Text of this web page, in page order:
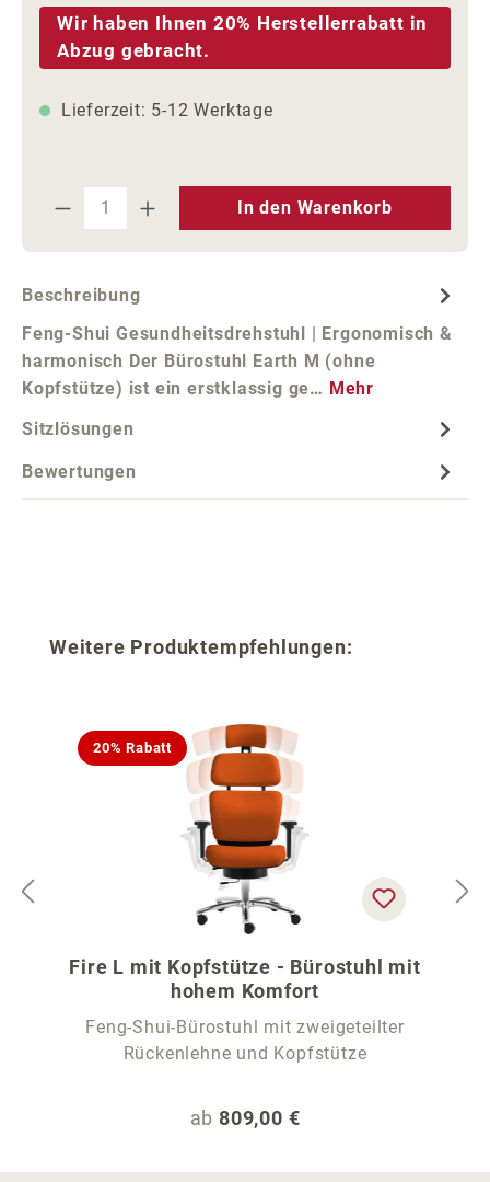
Wir haben Ihnen 20% Herstellerrabatt in
Abzug gebracht.
Lieferzeit: 5-12 Werktage
Produkt Anzahl: Gib den
In den Warenkorb
Beschreibung
Feng-Shui Gesundheitsdrehstuhl | Ergonomisch &
harmonisch Der Bürostuhl Earth M (ohne
Kopfstütze) ist ein erstklassig ge… Mehr
Sitzlösungen
Bewertungen
Produktgalerie überspringen
Weitere Produktempfehlungen:
20% Rabatt
Fire L mit Kopfstütze - Bürostuhl mit
hohem Komfort
Feng-Shui-Bürostuhl mit zweigeteilter
Rückenlehne und Kopfstütze
Regulärer Preis:
ab 809,00 €